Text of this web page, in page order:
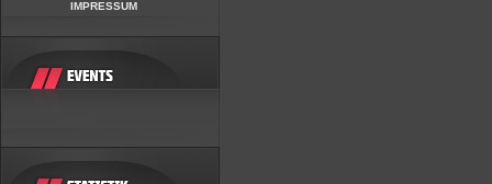
IMPRESSUM